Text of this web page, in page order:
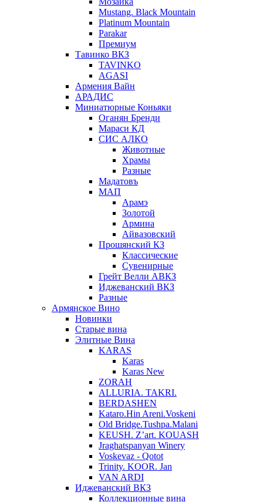
Mustang. Black Mountain
Platinum Mountain
Parakar
Премиум
Тавинко ВКЗ
TAVINKO
AGASI
Армения Вайн
АРАДИС
Миниатюрные Коньяки
Оганян Бренди
Мараси КД
СИС АЛКО
Животные
Храмы
Разные
Мадатовъ
МАП
Арамэ
Золотой
Армина
Айвазовский
Прошянский КЗ
Классические
Сувенирные
Грейт Велли АВКЗ
Иджеванский ВКЗ
Разные
Армянское Вино
Новинки
Старые вина
Элитные Вина
KARAS
Karas
Karas New
ZORAH
ALLURIA. TAKRI.
BERDASHEN
Kataro.Hin Areni.Voskeni
Old Bridge.Tushpa.Malani
KEUSH. Z’art. KOUASH
Jraghatspanyan Winery
Voskevaz - Qotot
Trinity. KOOR. Jan
VAN ARDI
Иджеванский ВКЗ
Коллекционные вина